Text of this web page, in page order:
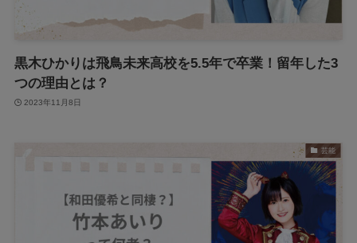
黒木ひかりは飛鳥未来高校を5.5年で卒業！留年した3
つの理由とは？
2023年11月8日
芸能